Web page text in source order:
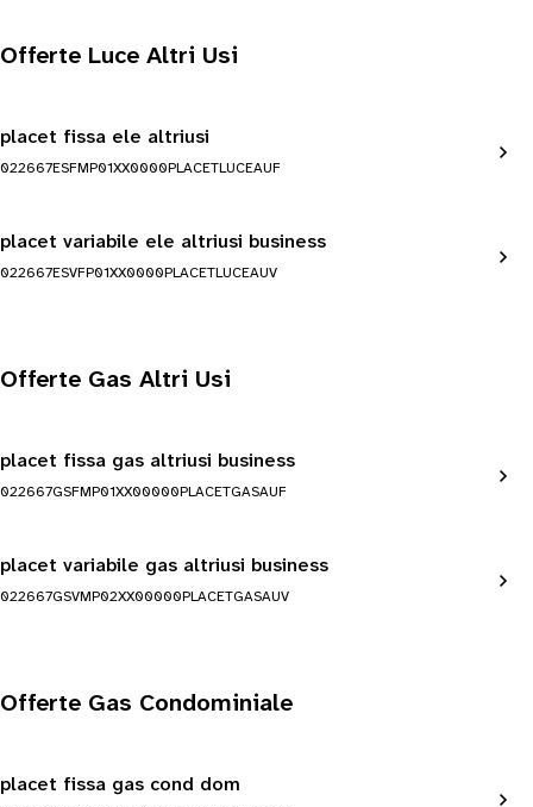
Offerte Luce Altri Usi
placet fissa ele altriusi
022667ESFMP01XX0000PLACETLUCEAUF
placet variabile ele altriusi business
022667ESVFP01XX0000PLACETLUCEAUV
Offerte Gas Altri Usi
placet fissa gas altriusi business
022667GSFMP01XX00000PLACETGASAUF
placet variabile gas altriusi business
022667GSVMP02XX00000PLACETGASAUV
Offerte Gas Condominiale
placet fissa gas cond dom